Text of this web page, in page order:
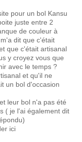
pour un bol Kansu
juste entre 2
de couleur à
dit que c'était
que c'était artisanal
y croyez vous que
avec le temps ?
et qu'il ne
un bol d'occasion
leur bol n'a pas été
( je l'ai également dit
ici